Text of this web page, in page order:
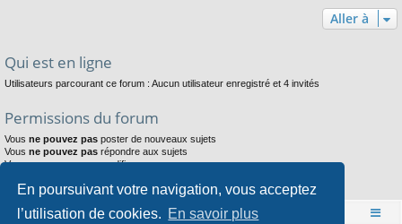
En poursuivant votre navigation, vous acceptez
l’utilisation de cookies. En savoir plus
Aller à
Qui est en ligne
Utilisateurs parcourant ce forum : Aucun utilisateur enregistré et 4 invités
Permissions du forum
Vous ne pouvez pas poster de nouveaux sujets
Vous ne pouvez pas répondre aux sujets
Vousne pouvez pasmodifier vos messages
Vousne pouvez pasjoindre des fichiers
Accueil Index du forum